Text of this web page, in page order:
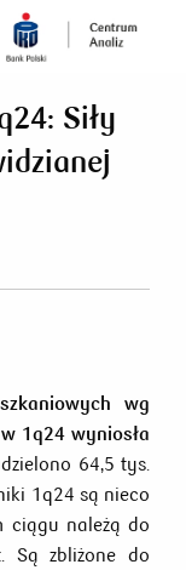
Siły
wg
1q24 wyniosła
64,5 tys.
1q24 są nieco
ciągu należą do
Są zbliżone do